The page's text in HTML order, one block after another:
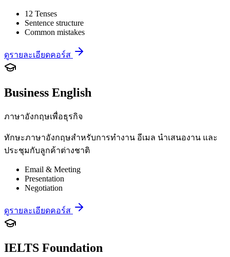
12 Tenses
Sentence structure
Common mistakes
ดูรายละเอียดคอร์ส
Business English
ภาษาอังกฤษเพื่อธุรกิจ
ทักษะภาษาอังกฤษสำหรับการทำงาน อีเมล นำเสนองาน และ
ประชุมกับลูกค้าต่างชาติ
Email & Meeting
Presentation
Negotiation
ดูรายละเอียดคอร์ส
IELTS Foundation